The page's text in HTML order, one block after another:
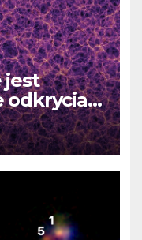
jest
odkrycia